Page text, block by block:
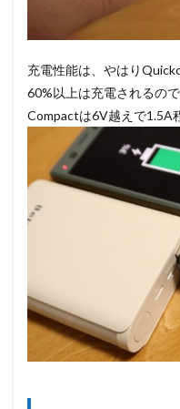
充電性能は、やはり
60%以上は充電されるの
Compactは6V越えで1.5A